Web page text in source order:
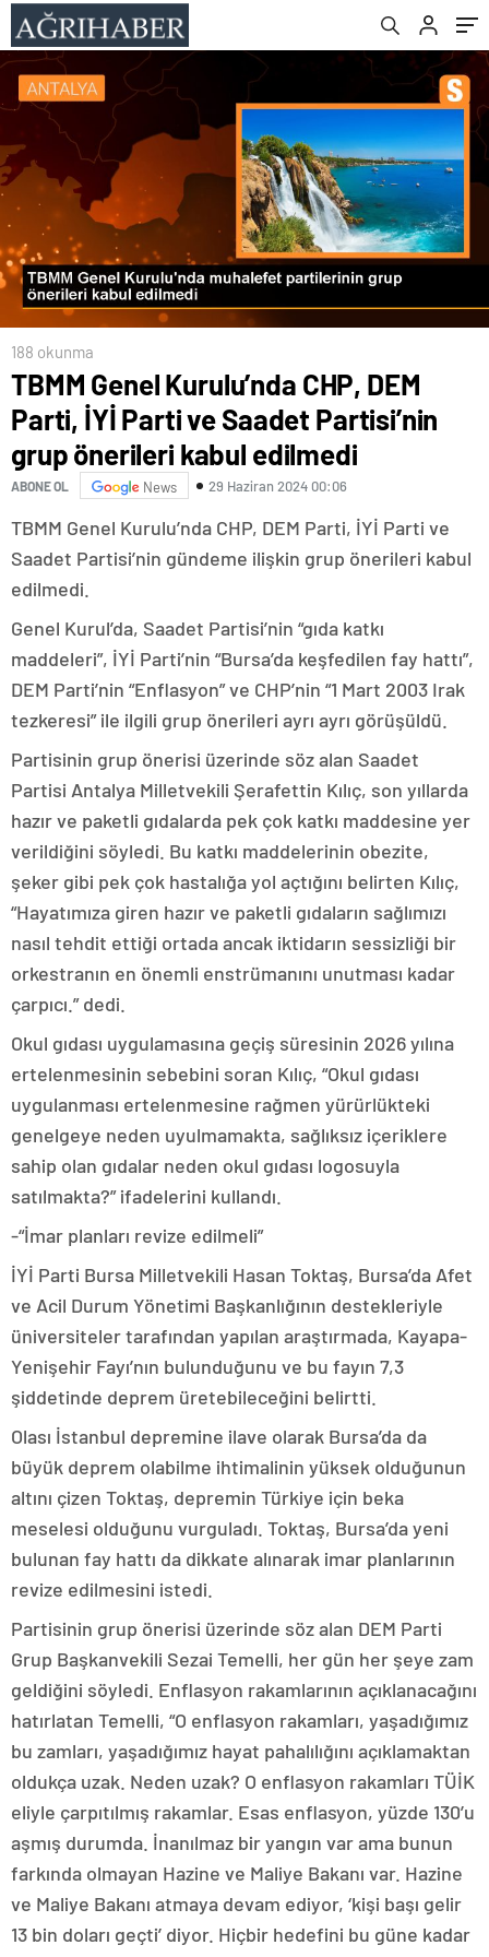
kabul edilmedi
188 okunma
TBMM Genel Kurulu’nda CHP, DEM
Parti, İYİ Parti ve Saadet Partisi’nin
grup önerileri kabul edilmedi
ABONE OL News 29 Haziran 2024 00:06
TBMM Genel Kurulu’nda CHP, DEM Parti, İYİ Parti ve
Saadet Partisi’nin gündeme ilişkin grup önerileri kabul
edilmedi.
Genel Kurul’da, Saadet Partisi’nin “gıda katkı
maddeleri”, İYİ Parti’nin “Bursa’da keşfedilen fay hattı”,
DEM Parti’nin “Enflasyon” ve CHP’nin “1 Mart 2003 Irak
tezkeresi” ile ilgili grup önerileri ayrı ayrı görüşüldü.
Partisinin grup önerisi üzerinde söz alan Saadet
Partisi Antalya Milletvekili Şerafettin Kılıç, son yıllarda
hazır ve paketli gıdalarda pek çok katkı maddesine yer
verildiğini söyledi. Bu katkı maddelerinin obezite,
şeker gibi pek çok hastalığa yol açtığını belirten Kılıç,
“Hayatımıza giren hazır ve paketli gıdaların sağlımızı
nasıl tehdit ettiği ortada ancak iktidarın sessizliği bir
orkestranın en önemli enstrümanını unutması kadar
çarpıcı.” dedi.
Okul gıdası uygulamasına geçiş süresinin 2026 yılına
ertelenmesinin sebebini soran Kılıç, “Okul gıdası
uygulanması ertelenmesine rağmen yürürlükteki
genelgeye neden uyulmamakta, sağlıksız içeriklere
sahip olan gıdalar neden okul gıdası logosuyla
satılmakta?” ifadelerini kullandı.
-“İmar planları revize edilmeli”
İYİ Parti Bursa Milletvekili Hasan Toktaş, Bursa’da Afet
ve Acil Durum Yönetimi Başkanlığının destekleriyle
üniversiteler tarafından yapılan araştırmada, Kayapa-
Yenişehir Fayı’nın bulunduğunu ve bu fayın 7,3
şiddetinde deprem üretebileceğini belirtti.
Olası İstanbul depremine ilave olarak Bursa’da da
büyük deprem olabilme ihtimalinin yüksek olduğunun
altını çizen Toktaş, depremin Türkiye için beka
meselesi olduğunu vurguladı. Toktaş, Bursa’da yeni
bulunan fay hattı da dikkate alınarak imar planlarının
revize edilmesini istedi.
Partisinin grup önerisi üzerinde söz alan DEM Parti
Grup Başkanvekili Sezai Temelli, her gün her şeye zam
geldiğini söyledi. Enflasyon rakamlarının açıklanacağını
hatırlatan Temelli, “O enflasyon rakamları, yaşadığımız
bu zamları, yaşadığımız hayat pahalılığını açıklamaktan
oldukça uzak. Neden uzak? O enflasyon rakamları TÜİK
eliyle çarpıtılmış rakamlar. Esas enflasyon, yüzde 130’u
aşmış durumda. İnanılmaz bir yangın var ama bunun
farkında olmayan Hazine ve Maliye Bakanı var. Hazine
ve Maliye Bakanı atmaya devam ediyor, ‘kişi başı gelir
13 bin doları geçti’ diyor. Hiçbir hedefini bu güne kadar